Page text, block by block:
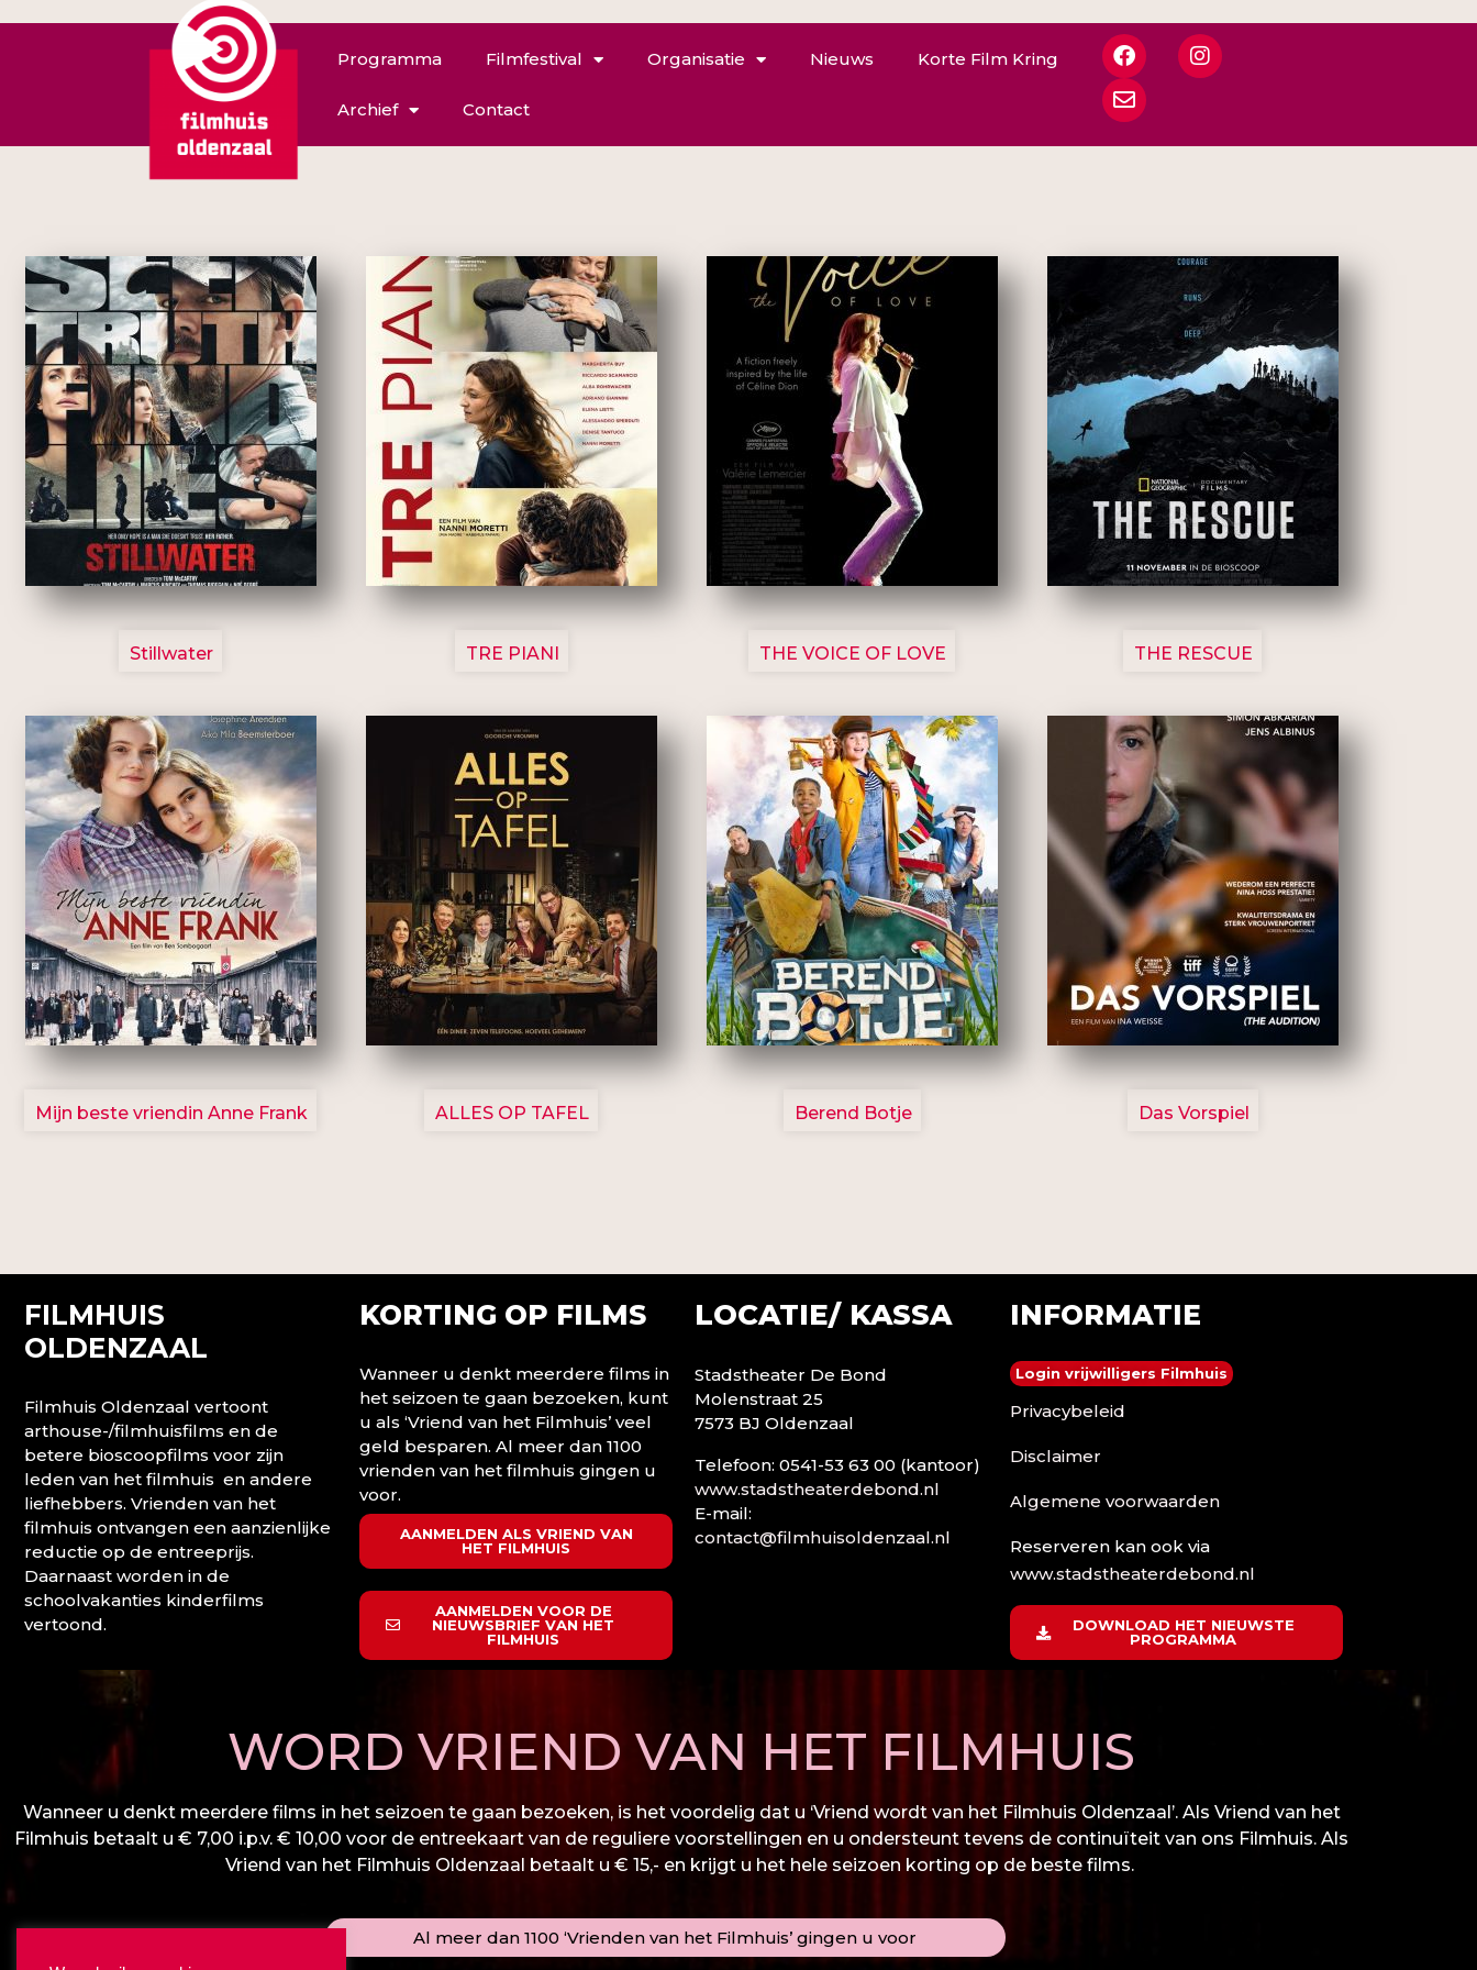
Programma Filmfestival Organisatie Nieuws Korte Film Kring
Archief Contact
3123
Stillwater
3129
TRE PIANI
3135
THE VOICE OF LOVE
3148
THE RESCUE
2757
Mijn beste vriendin Anne Frank
3154
ALLES OP TAFEL
2799
Berend Botje
2777
Das Vorspiel
FILMHUIS
OLDENZAAL
Filmhuis Oldenzaal vertoont
arthouse-/filmhuisfilms en de
betere bioscoopfilms voor zijn
leden van het filmhuis en andere
liefhebbers. Vrienden van het
filmhuis ontvangen een aanzienlijke
reductie op de entreeprijs.
Daarnaast worden in de
schoolvakanties kinderfilms
vertoond.
KORTING OP FILMS
Wanneer u denkt meerdere films in
het seizoen te gaan bezoeken, kunt
u als ‘Vriend van het Filmhuis’ veel
geld besparen. Al meer dan 1100
vrienden van het filmhuis gingen u
voor.
AANMELDEN ALS VRIEND VAN
HET FILMHUIS
AANMELDEN VOOR DE
NIEUWSBRIEF VAN HET
FILMHUIS
WORD VRIEND VAN HET FILMHUIS
Wanneer u denkt meerdere films in het seizoen te gaan bezoeken, is het voordelig dat u ‘Vriend wordt van het Filmhuis Oldenzaal’. Als Vriend van het
Filmhuis betaalt u € 7,00 i.p.v. € 10,00 voor de entreekaart van de reguliere voorstellingen en u ondersteunt tevens de continuïteit van ons Filmhuis. Als
Vriend van het Filmhuis Oldenzaal betaalt u € 15,- en krijgt u het hele seizoen korting op de beste films.
Al meer dan 1100 ‘Vrienden van het Filmhuis’ gingen u voor
LOCATIE/ KASSA
Stadstheater De Bond
Molenstraat 25
7573 BJ Oldenzaal
Telefoon: 0541-53 63 00 (kantoor)
www.stadstheaterdebond.nl
E-mail:
contact@filmhuisoldenzaal.nl
INFORMATIE
Login vrijwilligers Filmhuis
Privacybeleid
Disclaimer
Algemene voorwaarden
Reserveren kan ook via
www.stadstheaterdebond.nl
DOWNLOAD HET NIEUWSTE
PROGRAMMA